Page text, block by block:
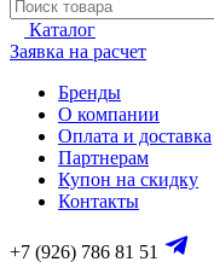
Каталог
Заявка на расчет
Бренды
О компании
Оплата и доставка
Партнерам
Купон на скидку
Контакты
+7 (926) 786 81 51